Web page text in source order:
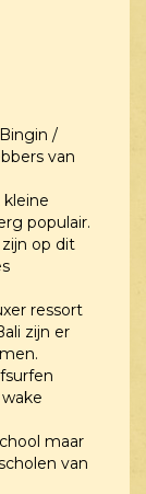
/
van
populair.
op dit
ressort
zijn er
maar
van